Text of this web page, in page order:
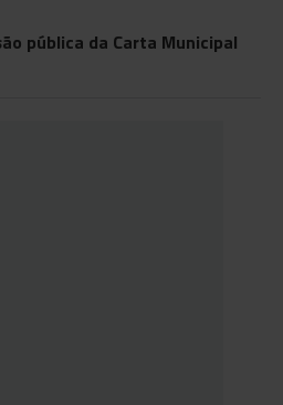
pública da Carta Municipal